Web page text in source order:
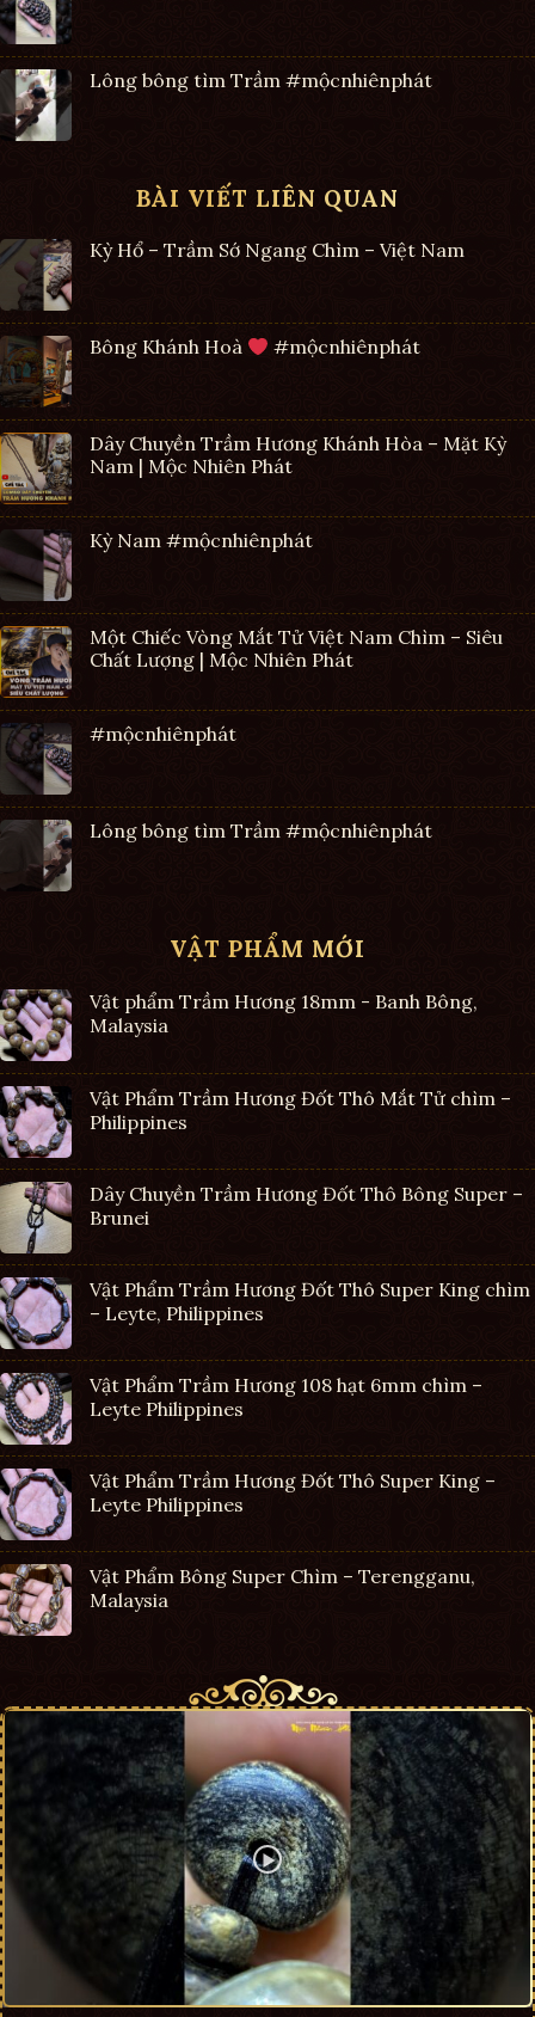
Lông bông tìm Trầm #mộcnhiênphát
BÀI VIẾT LIÊN QUAN
Kỳ Hổ – Trầm Sớ Ngang Chìm – Việt Nam
Bông Khánh Hoà #mộcnhiênphát
Dây Chuyền Trầm Hương Khánh Hòa – Mặt Kỳ
Nam | Mộc Nhiên Phát
Kỳ Nam #mộcnhiênphát
Một Chiếc Vòng Mắt Tử Việt Nam Chìm – Siêu
Chất Lượng | Mộc Nhiên Phát
#mộcnhiênphát
Lông bông tìm Trầm #mộcnhiênphát
VẬT PHẨM MỚI
Vật phẩm Trầm Hương 18mm - Banh Bông,
Malaysia
Vật Phẩm Trầm Hương Đốt Thô Mắt Tử chìm –
Philippines
Dây Chuyền Trầm Hương Đốt Thô Bông Super –
Brunei
Vật Phẩm Trầm Hương Đốt Thô Super King chìm
– Leyte, Philippines
Vật Phẩm Trầm Hương 108 hạt 6mm chìm –
Leyte Philippines
Vật Phẩm Trầm Hương Đốt Thô Super King –
Leyte Philippines
Vật Phẩm Bông Super Chìm – Terengganu,
Malaysia